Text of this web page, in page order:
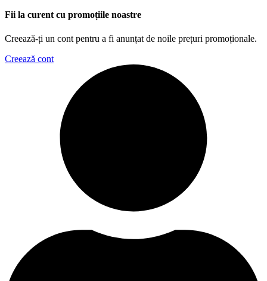
Fii la curent cu promoțiile noastre
Creează-ți un cont pentru a fi anunțat de noile prețuri promoționale.
Creează cont